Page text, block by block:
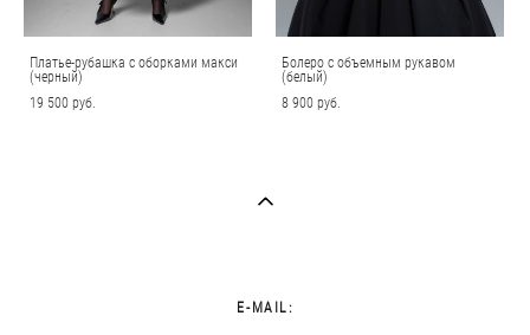
Платье-рубашка с оборками макси
(черный)
19 500 pуб.
Болеро с объемным рукавом
(белый)
8 900 pуб.
E-MAIL: